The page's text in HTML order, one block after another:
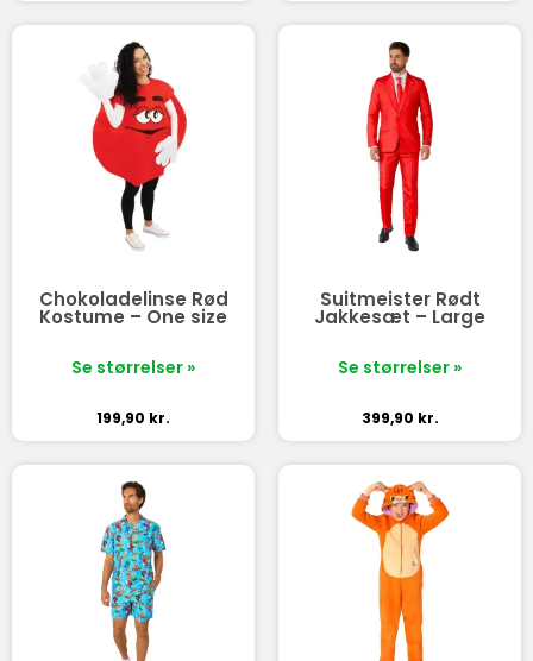
Chokoladelinse Rød
Kostume – One size
Se størrelser »
199,90 kr.
Suitmeister Rødt
Jakkesæt – Large
Se størrelser »
399,90 kr.